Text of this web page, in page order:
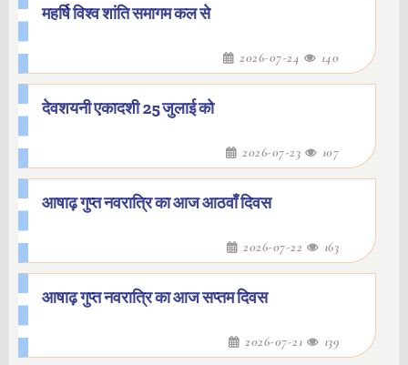
महर्षि विश्व शांति समागम कल से
2026-07-24 140
देवशयनी एकादशी 25 जुलाई को
2026-07-23 107
आषाढ़ गुप्त नवरात्रि का आज आठवाँ दिवस
2026-07-22 163
आषाढ़ गुप्त नवरात्रि का आज सप्तम दिवस
2026-07-21 139